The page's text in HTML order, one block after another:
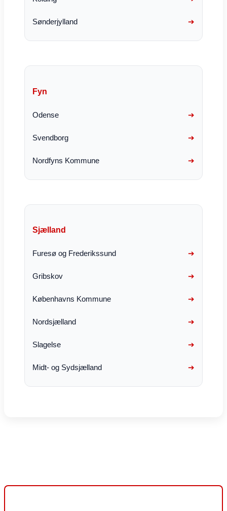
Sønderjylland
Fyn
Odense
Svendborg
Nordfyns Kommune
Sjælland
Furesø og Frederikssund
Gribskov
Københavns Kommune
Nordsjælland
Slagelse
Midt- og Sydsjælland